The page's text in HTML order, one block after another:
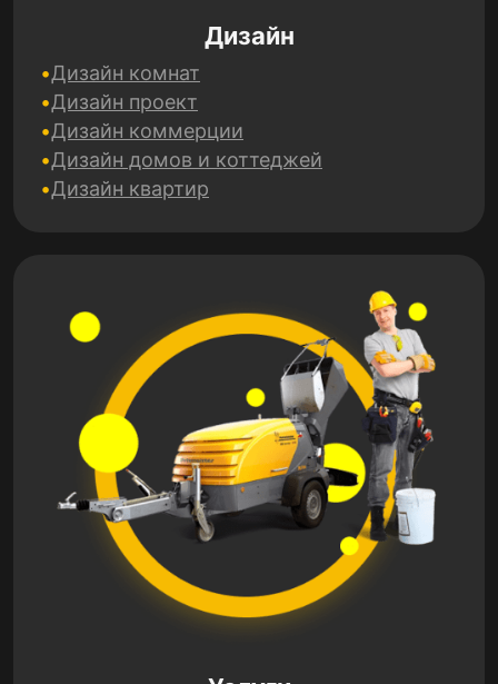
Дизайн
Дизайн комнат
Дизайн проект
Дизайн коммерции
Дизайн домов и коттеджей
Дизайн квартир